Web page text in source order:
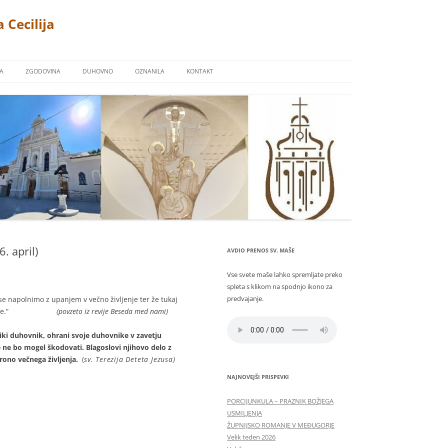
Cecilija
NA MIKLAVŠKEM
KAPUCINI
ZGODOVINA
KAPUCINSKI SAMOSTAN
FARNA KRONIKA
NAŠI ŽUPNIKI
DUHOVNO
ZAVETNIKI NAŠIH CERKVA
BLAGOSLOVI
NAŠI PRIPROŠNJIKI
MOLITVE
POSNETKI NEKATERIH PESMI
OZNANILA KONTAKT
april)
napolnimo z upanjem v večno življenje ter že tukaj
življenje.” (povzeto iz revije Beseda med nami)
duhovnik, ohrani svoje duhovnike v zavetju
ne bo mogel škodovati. Blagoslovi njihovo delo z
večnega življenja. (sv. Terezija Deteta Jezusa)
AVDIO PRENOS SV. MAŠE
Vse svete maše lahko spremljate preko
spleta s klikom na spodnjo ikono za
predvajanje.
NAJNOVEJŠI PRISPEVKI
PORCIJUNKULA – PRAZNIK BOŽJEGA
USMILJENJA
ŽUPNIJSKO ROMANJE V MEĐUGORJE
Velik teden 2026